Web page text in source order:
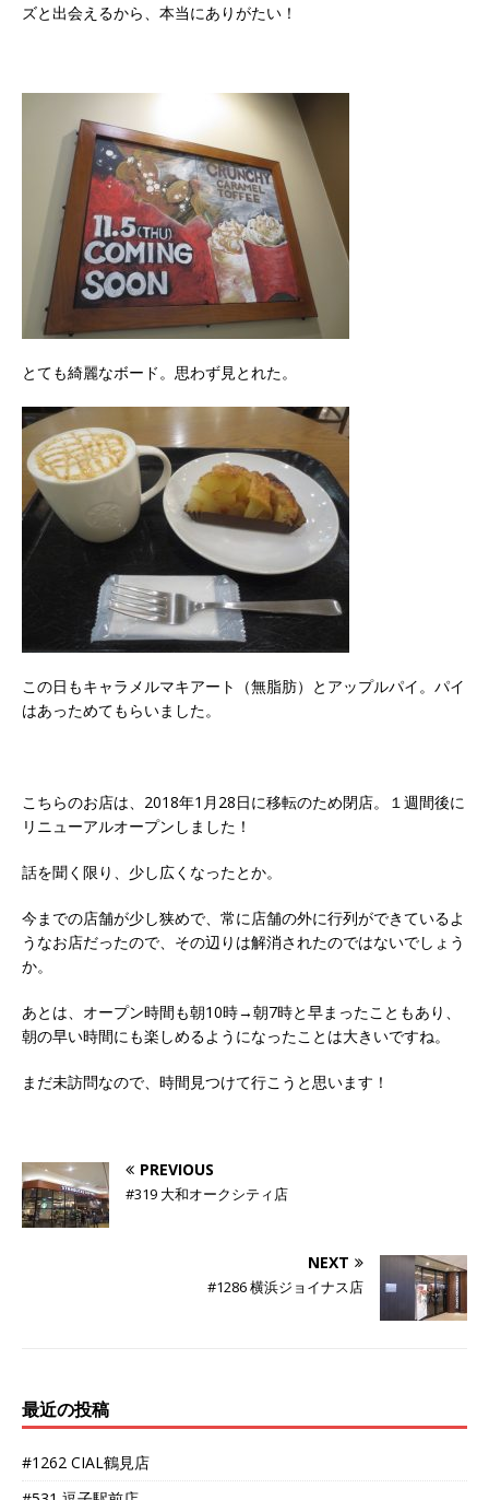
ズと出会えるから、本当にありがたい！
とても綺麗なボード。思わず見とれた。
この日もキャラメルマキアート（無脂肪）とアップルパイ。パイ
はあっためてもらいました。
こちらのお店は、2018年1月28日に移転のため閉店。１週間後に
リニューアルオープンしました！
話を聞く限り、少し広くなったとか。
今までの店舗が少し狭めで、常に店舗の外に行列ができているよ
うなお店だったので、その辺りは解消されたのではないでしょう
か。
あとは、オープン時間も朝10時→朝7時と早まったこともあり、
朝の早い時間にも楽しめるようになったことは大きいですね。
まだ未訪問なので、時間見つけて行こうと思います！
PREVIOUS
#319 大和オークシティ店
NEXT
#1286 横浜ジョイナス店
最近の投稿
#1262 CIAL鶴見店